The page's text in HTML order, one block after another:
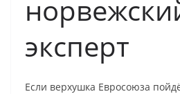
эксперт
Если верхушка Евросоюза